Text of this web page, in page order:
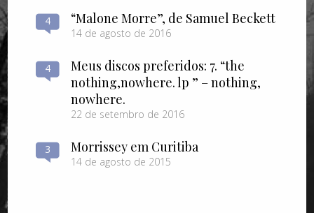
4 “Malone Morre”, de Samuel Beckett
14 de agosto de 2016
4
Meus discos preferidos: 7. “the
nothing​,​nowhere. lp ” – nothing​,​
nowhere.
22 de setembro de 2016
3 Morrissey em Curitiba
14 de agosto de 2015